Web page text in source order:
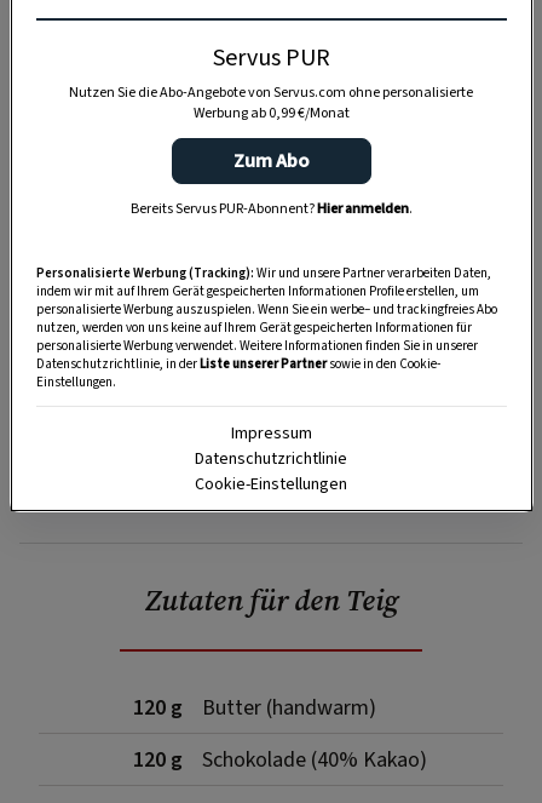
SPEICHERN DRUCKEN
Zutaten für den Teig
120 g
Butter (handwarm)
120 g
Schokolade (40% Kakao)
Servus PUR
Nutzen Sie die Abo-Angebote von Servus.com ohne personalisierte
Werbung ab 0,99 €/Monat
Zum Abo
Bereits Servus PUR-Abonnent?Hier anmelden.
Personalisierte Werbung (Tracking): Wir und unsere Partner verarbeiten Daten,
indem wir mit auf Ihrem Gerät gespeicherten Informationen Profile erstellen, um
personalisierte Werbung auszuspielen. Wenn Sie ein werbe– und trackingfreies Abo
nutzen, werden von uns keine auf Ihrem Gerät gespeicherten Informationen für
personalisierte Werbung verwendet. Weitere Informationen finden Sie in unserer
Datenschutzrichtlinie, in derListe unserer Partnersowie in den Cookie-
Einstellungen.
Impressum
Datenschutzrichtlinie
Cookie-Einstellungen